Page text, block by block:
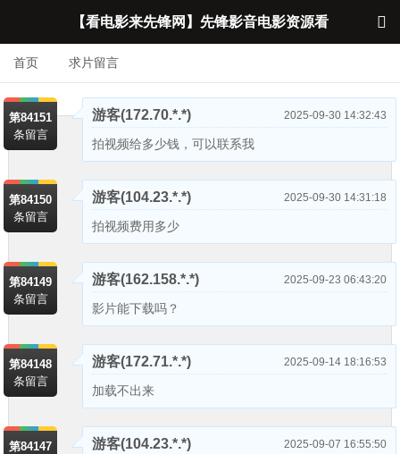
【看电影来先锋网】先锋影音电影资源看
片网站_先锋影音资源_先锋影音电影_国
产电影在线观看_先锋影音资源在线观看
首页 求片留言

第84151
条留言
游客(172.70.*.*) 2025-09-30 14:32:43
拍视频给多少钱，可以联系我
第84150
条留言
游客(104.23.*.*) 2025-09-30 14:31:18
拍视频费用多少
第84149
条留言
游客(162.158.*.*) 2025-09-23 06:43:20
影片能下载吗？
第84148
条留言
游客(172.71.*.*) 2025-09-14 18:16:53
加载不出来
第84147
游客(104.23.*.*) 2025-09-07 16:55:50